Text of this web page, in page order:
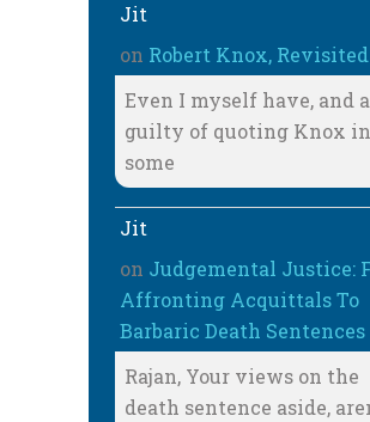
Jit
on Robert Knox, Revisited
Even I myself have, and
guilty of quoting Knox in
some
Jit
on Judgemental Justice:
Affronting Acquittals To
Barbaric Death Sentences
Rajan, Your views on the
death sentence aside,